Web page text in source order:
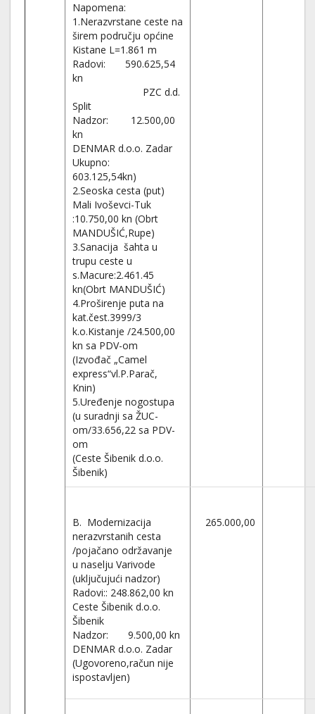
Napomena:
1.Nerazvrstane ceste na
širem području općine
Kistane L=1.861 m
Radovi: 590.625,54
kn
PZC d.d.
Split
Nadzor: 12.500,00
kn
DENMAR d.o.o. Zadar
Ukupno:
603.125,54kn)
2.Seoska cesta (put)
Mali Ivoševci-Tuk
:10.750,00 kn (Obrt
MANDUŠIĆ,Rupe)
3.Sanacija šahta u
trupu ceste u
s.Macure:2.461.45
kn(Obrt MANDUŠIĆ)
4.Proširenje puta na
kat.čest.3999/3
k.o.Kistanje /24.500,00
kn sa PDV-om
(Izvođač „Camel
express“vl.P.Parač,
Knin)
5.Uređenje nogostupa
(u suradnji sa ŽUC-
om/33.656,22 sa PDV-
om
(Ceste Šibenik d.o.o.
Šibenik)
B. Modernizacija
nerazvrstanih cesta
/pojačano održavanje
u naselju Varivode
(uključujući nadzor)
Radovi:: 248.862,00 kn
Ceste Šibenik d.o.o.
Šibenik
Nadzor: 9.500,00 kn
DENMAR d.o.o. Zadar
(Ugovoreno,račun nije
ispostavljen)
265.000,00